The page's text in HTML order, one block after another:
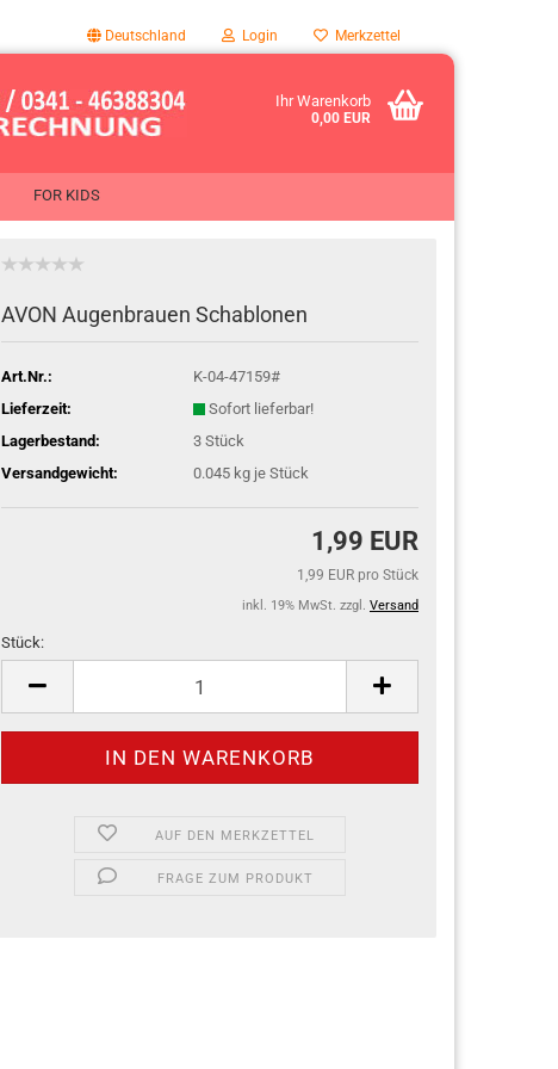
Deutschland Login Merkzettel
Ihr Warenkorb
0,00 EUR
FOR KIDS
AVON Au­gen­brau­en Scha­blo­nen
Art.Nr.:
K-04-47159#
Lieferzeit:
Sofort lieferbar!
Lagerbestand:
3 Stück
Versandgewicht:
0.045kg je Stück
1,99 EUR
1,99 EUR pro Stück
inkl. 19% MwSt. zzgl. Versand
Stück:
Stück
AUF DEN MERKZETTEL
FRAGE ZUM PRODUKT